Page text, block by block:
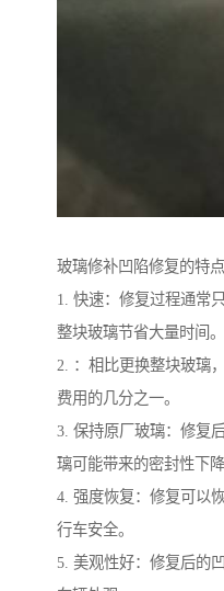
玻璃修补凹陷修复的特点
1. 快速：修复过程通常
整块玻璃节省大量时间。
2. ：相比更换整块玻璃
费用的几分之一。
3. 保持原厂玻璃：修复
璃可能带来的密封性下降
4. 强度恢复：修复可以
行车安全。
5. 美观性好：修复后的